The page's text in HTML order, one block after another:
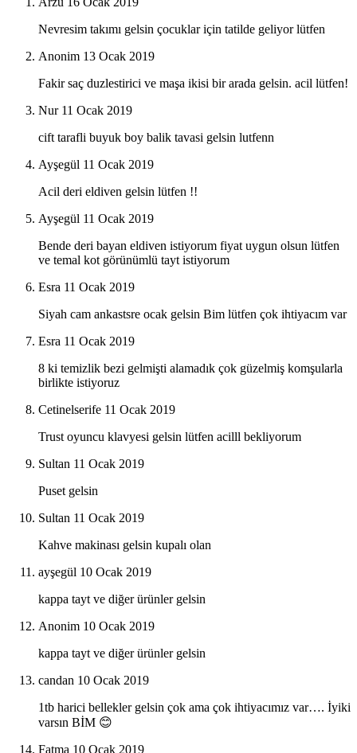
Nevresim takımı gelsin çocuklar için tatilde geliyor lütfen
Anonim 13 Ocak 2019
Fakir saç duzlestirici ve maşa ikisi bir arada gelsin. acil lütfen!
Nur 11 Ocak 2019
cift tarafli buyuk boy balik tavasi gelsin lutfenn
Ayşegül 11 Ocak 2019
Acil deri eldiven gelsin lütfen !!
Ayşegül 11 Ocak 2019
Bende deri bayan eldiven istiyorum fiyat uygun olsun lütfen
ve temal kot görünümlü tayt istiyorum
Esra 11 Ocak 2019
Siyah cam ankastsre ocak gelsin Bim lütfen çok ihtiyacım var
Esra 11 Ocak 2019
8 ki temizlik bezi gelmişti alamadık çok güzelmiş komşularla
birlikte istiyoruz
Cetinelserife 11 Ocak 2019
Trust oyuncu klavyesi gelsin lütfen acilll bekliyorum
Sultan 11 Ocak 2019
Puset gelsin
Sultan 11 Ocak 2019
Kahve makinası gelsin kupalı olan
ayşegül 10 Ocak 2019
kappa tayt ve diğer ürünler gelsin
Anonim 10 Ocak 2019
kappa tayt ve diğer ürünler gelsin
candan 10 Ocak 2019
1tb harici bellekler gelsin çok ama çok ihtiyacımız var…. İyiki
varsın BİM 😊
Fatma 10 Ocak 2019